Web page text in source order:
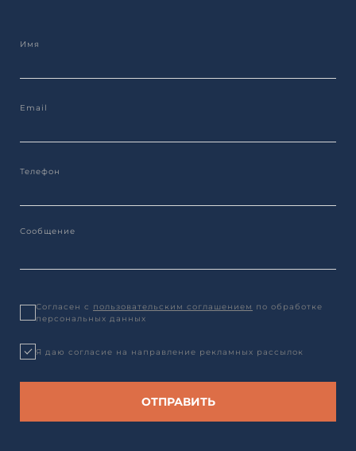
Согласен с пользовательским соглашением по обработке
персональных данных
Я даю согласие на направление рекламных рассылок